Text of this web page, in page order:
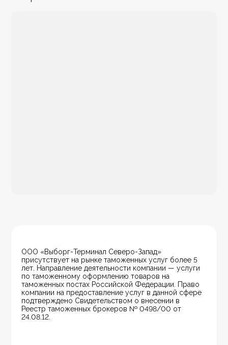
ООО «Выборг-Терминал Северо-Запад»
присутствует на рынке таможенных услуг более 5
лет. Направление деятельности компании — услуги
по таможенному оформлению товаров на
таможенных постах Российской Федерации. Право
компании на предоставление услуг в данной сфере
подтверждено Свидетельством о внесении в
Реестр таможенных брокеров № 0498/00 от
24.08.12.